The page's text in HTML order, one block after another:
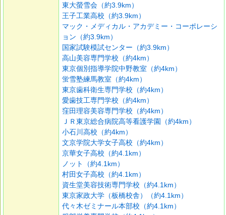
東大螢雪会（約3.9km）
王子工業高校（約3.9km）
マック・メディカル・アカデミー・コーポレーシ
ョン（約3.9km）
国家試験模試センター（約3.9km）
高山美容専門学校（約4km）
東京個別指導学院中野教室（約4km）
蛍雪塾練馬教室（約4km）
東京歯科衛生専門学校（約4km）
愛歯技工専門学校（約4km）
窪田理容美容専門学校（約4km）
ＪＲ東京総合病院高等看護学園（約4km）
小石川高校（約4km）
文京学院大学女子高校（約4km）
京華女子高校（約4.1km）
ノット（約4.1km）
村田女子高校（約4.1km）
資生堂美容技術専門学校（約4.1km）
東京家政大学（板橋校舎）（約4.1km）
代々木ゼミナール本部校（約4.1km）